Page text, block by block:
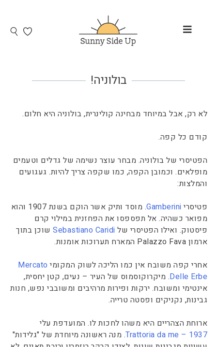
בולוניה!
לא רק, אבל במיוחד מבחינה קולינרית, בולוניה היא חלום.
קודם כל קפה.
הפטיסרי של בולוניה. מבחר עוצר נשימה של גדלים וטעמים
מופלאים. וכמובן הקפה, כמו שקפה צריך להיות. געגועים
והמלצות:
פטיסרי Gamberini
. מוסד ותיק אשר הוקם בשנת 1907 והוא
מפואר כשהיה. אל תפספסו את הפחזנית במילוי קרם
פיסטוק. ואילו הפטיסרי של Sebastiano Caridi שוכן בתוך
ארמון Palazzo Fava המארח תערוכות אומנות.
אחרי קפה משובח אין כמו הליכה לשוק המקומי Mercato
Delle Erbe. מיקרוקוסמוס של העיר – נעים, קטן יחסית,
אינטימי ומשובח. ירקות ופירות מרהיבים ומשובבי נפש, חנות
גבינות, נקניקים ופסטה טרייה.
ארוחת הצהריים היא משהו לחכות לו. המועדפת עלי
Trattoria da me – 1937. מנה ראשונה מיוחדת של "גלידות"